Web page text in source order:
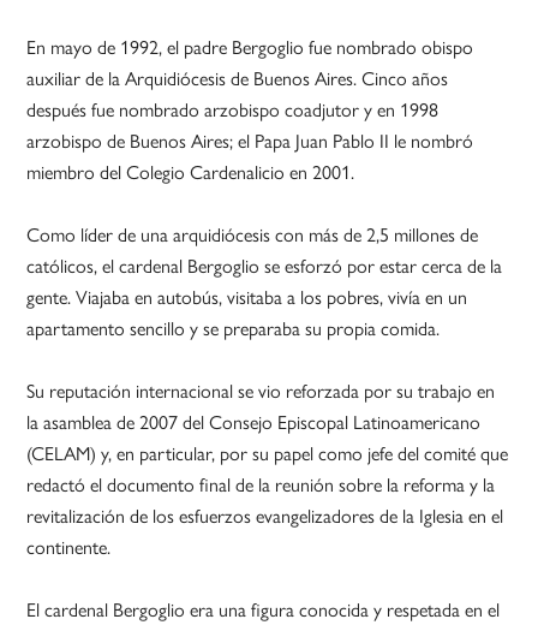
En mayo de 1992, el padre Bergoglio fue nombrado obispo
auxiliar de la Arquidiócesis de Buenos Aires. Cinco años
después fue nombrado arzobispo coadjutor y en 1998
arzobispo de Buenos Aires; el Papa Juan Pablo II le nombró
miembro del Colegio Cardenalicio en 2001.
Como líder de una arquidiócesis con más de 2,5 millones de
católicos, el cardenal Bergoglio se esforzó por estar cerca de la
gente. Viajaba en autobús, visitaba a los pobres, vivía en un
apartamento sencillo y se preparaba su propia comida.
Su reputación internacional se vio reforzada por su trabajo en
la asamblea de 2007 del Consejo Episcopal Latinoamericano
(CELAM) y, en particular, por su papel como jefe del comité que
redactó el documento final de la reunión sobre la reforma y la
revitalización de los esfuerzos evangelizadores de la Iglesia en el
continente.
El cardenal Bergoglio era una figura conocida y respetada en el